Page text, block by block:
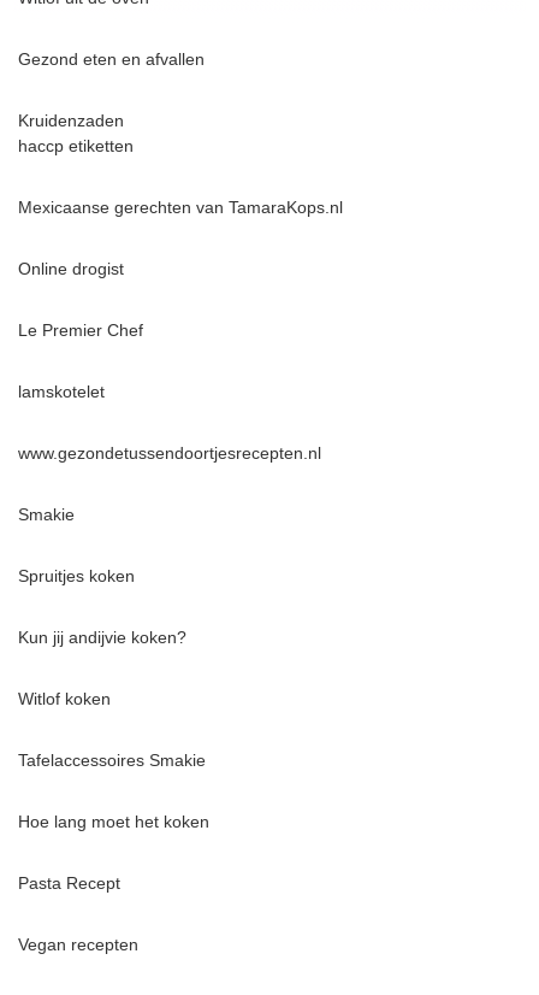
Gezond eten en afvallen
Kruidenzaden
haccp etiketten
Mexicaanse gerechten van TamaraKops.nl
Online drogist
Le Premier Chef
lamskotelet
www.gezondetussendoortjesrecepten. nl
Smakie
Spruitjes koken
Kun jij andijvie koken?
Witlof koken
Tafelaccessoires Smakie
Hoe lang moet het koken
Pasta Recept
Vegan recepten